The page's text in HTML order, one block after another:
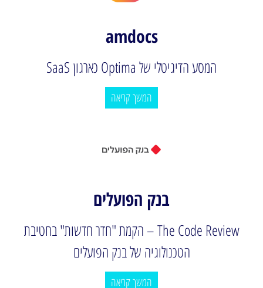
amdocs​
המסע הדיגיטלי של Optima כארגון SaaS
המשך קריאה
בנק הפועלים
The Code Review – הקמת "חדר חדשות" בחטיבת
הטכנולוגיה של בנק הפועלים
המשך קריאה